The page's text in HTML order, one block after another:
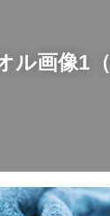
ル画像1（